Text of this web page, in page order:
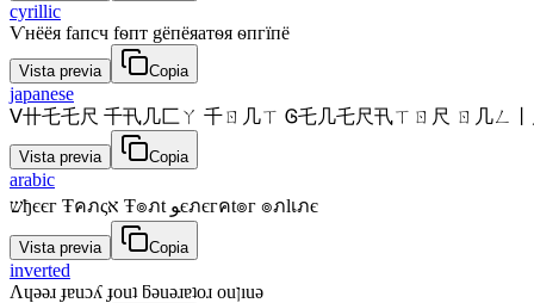
cyrillic
Ѵнёёя fапcч fѳпт gёпёяатѳя ѳпгїпё
Vista previa Copia
japanese
ᐯ卄乇乇尺 千卂几匚ㄚ 千ㄖ几ㄒ Ꮆ乇几乇尺卂ㄒㄖ尺 ㄖ几ㄥ
Vista previa Copia
arabic
שђєєг Ŧคภςא Ŧ๏ภt ﻮєภєгคt๏г ๏ภlเภє
Vista previa Copia
inverted
Λɥǝǝɹ ɟɐuɔʎ ɟouʇ ƃǝuǝɹɐʇoɹ ouןıuǝ